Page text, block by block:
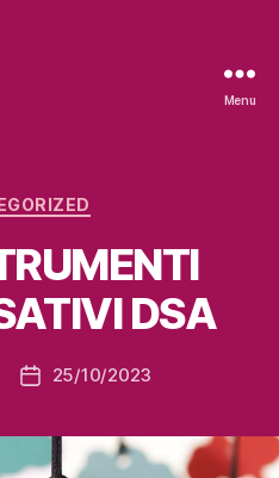
Menu
Categories
DSA
Post25/10/2023